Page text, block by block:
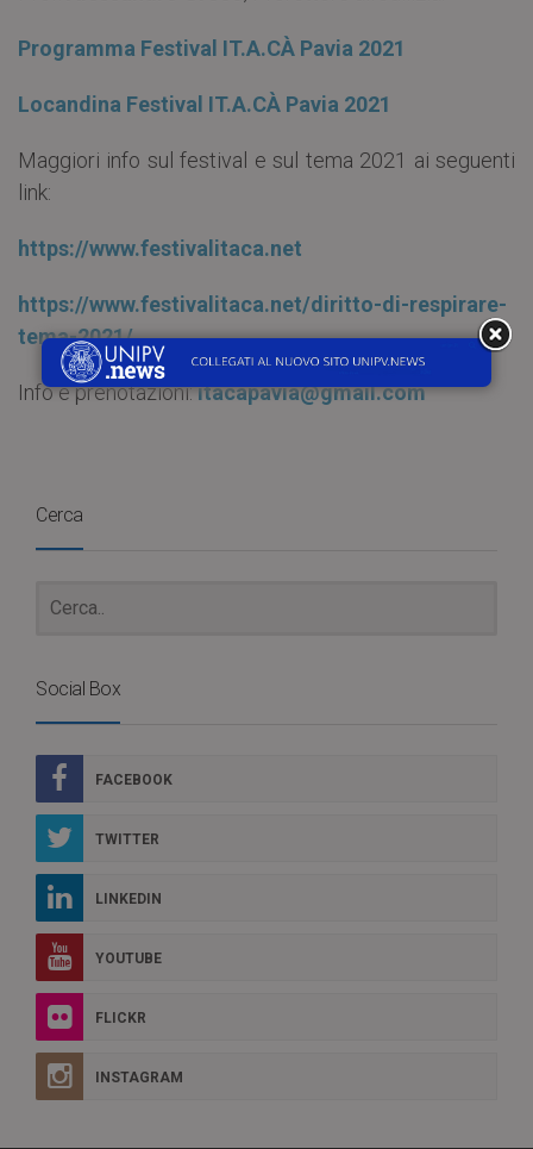
Programma Festival IT.A.CÀ Pavia 2021
Locandina Festival IT.A.CÀ Pavia 2021
Maggiori info sul festival e sul tema 2021 ai seguenti
link:
https://www.festivalitaca.net
https://www.festivalitaca.net/diritto-di-respirare-
tema-2021/
Info e prenotazioni:itacapavia@gmail.com
Cerca
Social Box
FACEBOOK
TWITTER
LINKEDIN
YOUTUBE
FLICKR
INSTAGRAM